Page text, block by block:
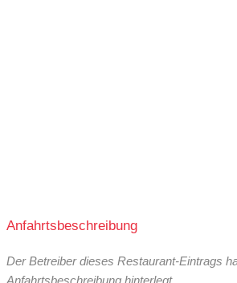
Anfahrtsbeschreibung
Der Betreiber dieses Restaurant-Eintrags